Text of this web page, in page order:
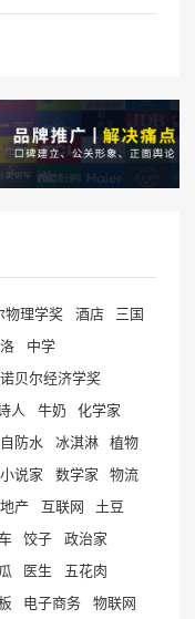
物理学奖 酒店
三国
中学
诺贝尔经济学奖
人 牛奶
化学家
防水 冰淇淋 植物
小说家 数学家
物流
产 互联网
土豆
饺子
政治家
医生
五花肉
电子商务
物联网